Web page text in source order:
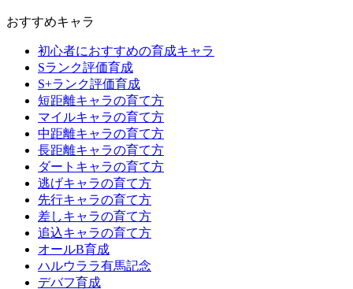
おすすめキャラ
初心者におすすめの育成キャラ
Sランク評価育成
S+ランク評価育成
短距離キャラの育て方
マイルキャラの育て方
中距離キャラの育て方
長距離キャラの育て方
ダートキャラの育て方
逃げキャラの育て方
先行キャラの育て方
差しキャラの育て方
追込キャラの育て方
オールB育成
ハルウララ有馬記念
デバフ育成